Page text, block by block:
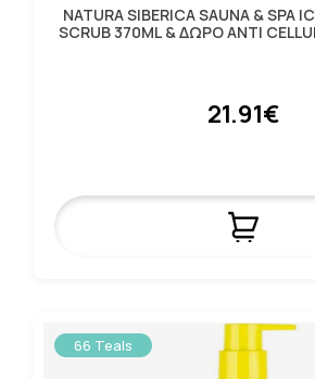
NATURA SIBERICA SAUNA & SPA
SCRUB 370ML & ΔΩΡΟ ANTI
21.91€
66 Teals